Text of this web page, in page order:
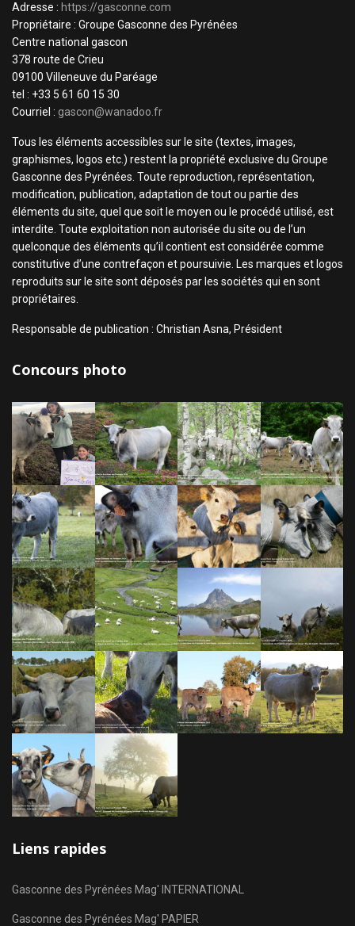
Adresse : https://gasconne.com
Propriétaire : Groupe Gasconne des Pyrénées
Centre national gascon
378 route de Crieu
09100 Villeneuve du Paréage
tel : +33 5 61 60 15 30
Courriel : gascon@wanadoo.fr
Tous les éléments accessibles sur le site (textes, images,
graphismes, logos etc.) restent la propriété exclusive du Groupe
Gasconne des Pyrénées. Toute reproduction, représentation,
modification, publication, adaptation de tout ou partie des
éléments du site, quel que soit le moyen ou le procédé utilisé, est
interdite. Toute exploitation non autorisée du site ou de l’un
quelconque des éléments qu’il contient est considérée comme
constitutive d’une contrefaçon et poursuivie. Les marques et logos
reproduits sur le site sont déposés par les sociétés qui en sont
propriétaires.
Responsable de publication : Christian Asna, Président
Concours photo
Liens rapides
Gasconne des Pyrénées Mag' INTERNATIONAL
Gasconne des Pyrénées Mag' PAPIER